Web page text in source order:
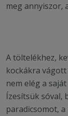
meg annyiszor,
A töltelékhez,
kockákra vágott
nem elég a
Ízesítsük sóval,
paradicsomot,